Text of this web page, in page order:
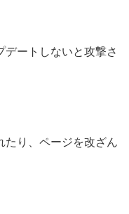
ートしないと攻撃さ
たり、ページを改ざん